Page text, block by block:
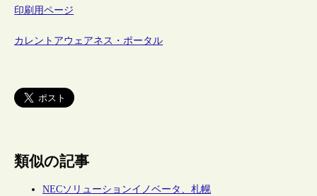
印刷用ページ
カレントアウェアネス・ポータル
類似の記事
NECソリューションイノベータ、札幌